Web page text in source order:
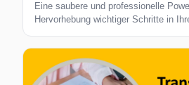
Eine saubere und professionelle
Hervorhebung wichtiger Schritte in